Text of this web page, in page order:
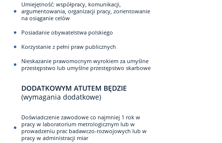
Umiejętność: współpracy, komunikacji,
argumentowania, organizacji pracy, zorientowanie
na osiąganie celów
Posiadanie obywatelstwa polskiego
Korzystanie z pełni praw publicznych
Nieskazanie prawomocnym wyrokiem za umyślne
przestępstwo lub umyślne przestępstwo skarbowe
DODATKOWYM ATUTEM BĘDZIE
(wymagania dodatkowe)
Doświadczenie zawodowe co najmniej 1 rok w
pracy w laboratorium metrologicznym lub w
prowadzeniu prac badawczo-rozwojowych lub w
pracy w administracji miar